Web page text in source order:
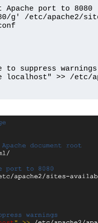
Apache port to 8080
g' /etc/apache2/
to suppress warnings